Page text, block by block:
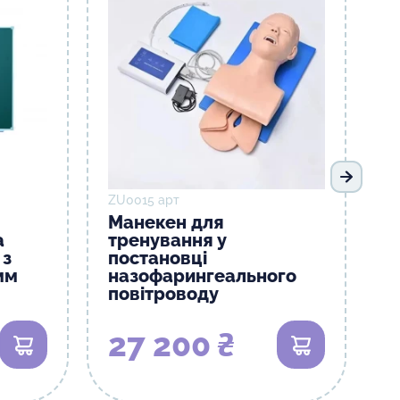
В кошик
ZU0015 арт
Манекен для
тренування у
постановці
назофарингеального
повітроводу
27 200 ₴ В кошик